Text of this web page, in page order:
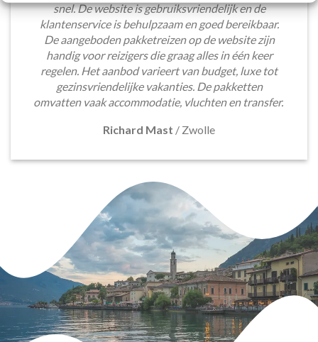
snel. De website is gebruiksvriendelijk en de
klantenservice is behulpzaam en goed bereikbaar.
De aangeboden pakketreizen op de website zijn
handig voor reizigers die graag alles in één keer
regelen. Het aanbod varieert van budget, luxe tot
gezinsvriendelijke vakanties. De pakketten
omvatten vaak accommodatie, vluchten en transfer.
Richard Mast / Zwolle